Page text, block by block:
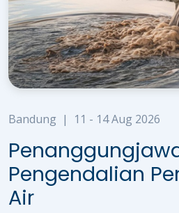
Bandung | 11 - 14 Aug 2026
Pengendalian
Air